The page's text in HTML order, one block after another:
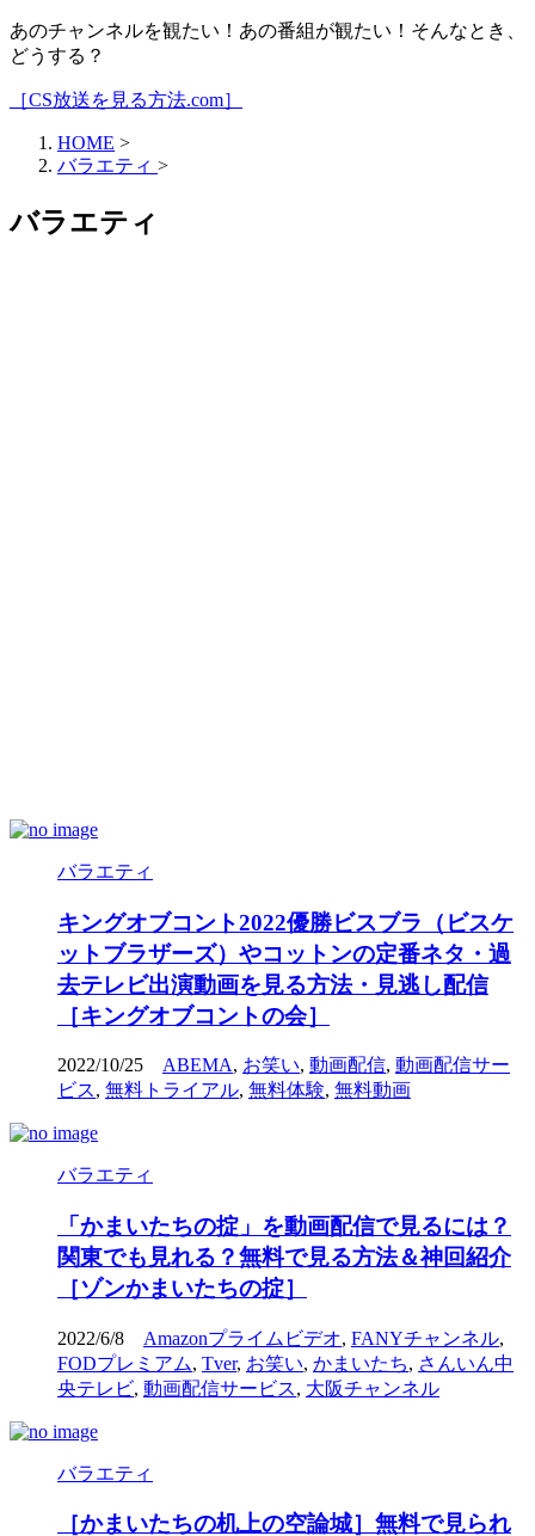
あのチャンネルを観たい！あの番組が観たい！そんなとき、
どうする？
［CS放送を見る方法.com］
HOME >
バラエティ >
バラエティ
バラエティ
キングオブコント2022優勝ビスブラ（ビスケ
ットブラザーズ）やコットンの定番ネタ・過
去テレビ出演動画を見る方法・見逃し配信
［キングオブコントの会］
2022/10/25 ABEMA, お笑い, 動画配信, 動画配信サー
ビス, 無料トライアル, 無料体験, 無料動画
バラエティ
「かまいたちの掟」を動画配信で見るには？
関東でも見れる？無料で見る方法＆神回紹介
［ゾンかまいたちの掟］
2022/6/8 Amazonプライムビデオ, FANYチャンネル,
FODプレミアム, Tver, お笑い, かまいたち, さんいん中
央テレビ, 動画配信サービス, 大阪チャンネル
バラエティ
［かまいたちの机上の空論城］無料で見られ